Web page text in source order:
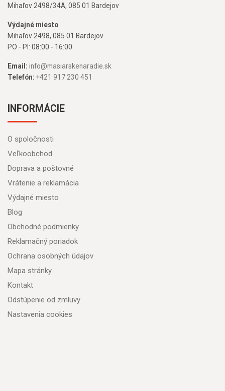
Mihaľov 2498/34A, 085 01 Bardejov
Výdajné miesto
Mihaľov 2498, 085 01 Bardejov
PO - PI: 08:00 - 16:00
Email: info@masiarskenaradie.sk
Telefón: +421 917 230 451
INFORMÁCIE
O spoločnosti
Veľkoobchod
Doprava a poštovné
Vrátenie a reklamácia
Výdajné miesto
Blog
Obchodné podmienky
Reklamačný poriadok
Ochrana osobných údajov
Mapa stránky
Kontakt
Odstúpenie od zmluvy
Nastavenia cookies